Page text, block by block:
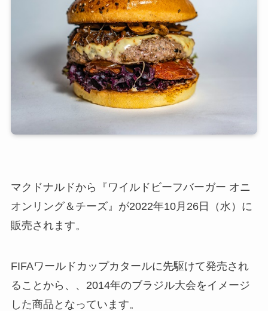
マクドナルドから『ワイルドビーフバーガー オニ
オンリング＆チーズ』が2022年10月26日（水）に
販売されます。
FIFAワールドカップカタールに先駆けて発売され
ることから、、2014年のブラジル大会をイメージ
した商品となっています。